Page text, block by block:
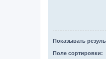
Показывать
Поле сортировки: